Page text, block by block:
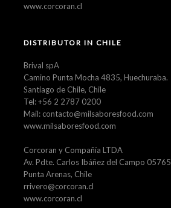
www.corcoran.cl
DISTRIBUTOR IN CHILE
Brival spA
Camino Punta Mocha 4835, Huechuraba.
Santiago de Chile, Chile
Tel: +56 2 2787 0200
Mail: contacto@milsaboresfood.com
www.milsaboresfood.com
Corcoran y Compañía LTDA
Av. Pdte. Carlos Ibáñez del Campo 05765
Punta Arenas, Chile
rrivero@corcoran.cl
www.corcoran.cl